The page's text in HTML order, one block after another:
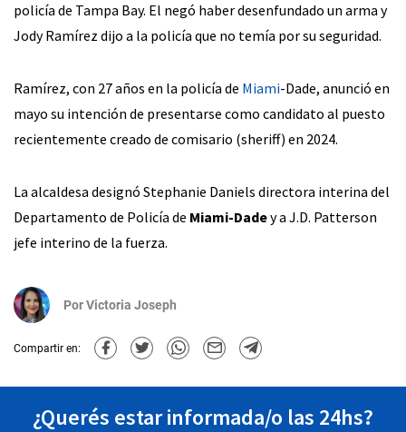
policía de Tampa Bay. El negó haber desenfundado un arma y
Jody Ramírez dijo a la policía que no temía por su seguridad.
Ramírez, con 27 años en la policía de Miami-Dade, anunció en
mayo su intención de presentarse como candidato al puesto
recientemente creado de comisario (sheriff) en 2024.
La alcaldesa designó Stephanie Daniels directora interina del
Departamento de Policía de Miami-Dadey a J.D. Patterson
jefe interino de la fuerza.
PorVictoria Joseph
Compartir en:
¿Querés estar informada/o las 24hs?